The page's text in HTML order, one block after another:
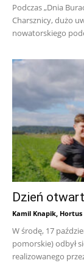
Podczas „Dnia
Charsznicy, dużo
nowatorskiego
Dzień
Kamil Knapik, Hortus
W środę, 17
pomorskie) odbył
realizowanego